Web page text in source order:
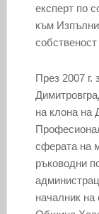
експерт по
към
През 2007 г.
на клона на
сферата на
ръководни
началник на